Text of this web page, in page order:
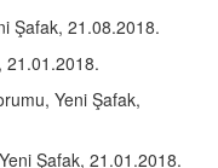
Şafak, 21.08.2018.
21.01.2018.
Yeni Şafak,
Şafak, 21.01.2018.